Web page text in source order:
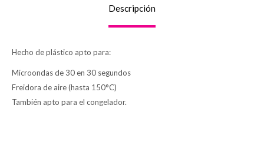
Descripción
Hecho de plástico apto para:
Microondas de 30 en 30 segundos
Freidora de aire (hasta 150°C)
También apto para el congelador.